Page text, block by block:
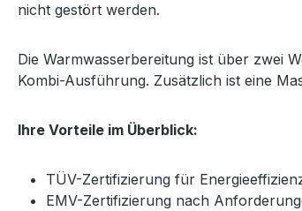
nicht gestört werden.
Die Warmwasserbereitung ist über zwei
Kombi-Ausführung. Zusätzlich ist eine
Ihre Vorteile im Überblick:
TÜV-Zertifizierung für
EMV-Zertifizierung nach